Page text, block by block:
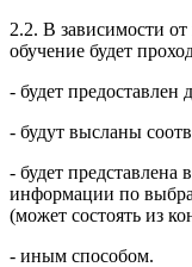
2.2. В зависимости
обучение будет
- будет
- будут высланы
- будет представлена
информации по
(может состоять из
- иным способом.